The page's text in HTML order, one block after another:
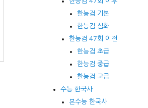
한능검 기본
한능검 심화
한능검 47회 이전
한능검 초급
한능검 중급
한능검 고급
수능 한국사
본수능 한국사